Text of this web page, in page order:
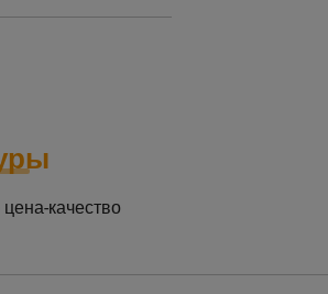
качество